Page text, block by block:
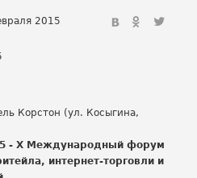
2015
Корстон (ул. Косыгина,
- X Международный форум
интернет-торговли и